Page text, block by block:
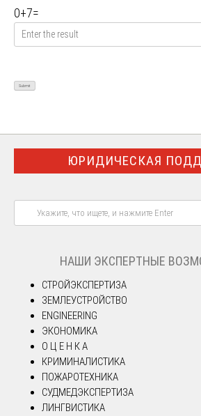
0+7=
ЮРИДИЧЕСКАЯ
НАШИ ЭКСПЕРТНЫЕ
СТРОЙЭКСПЕРТИЗА
ЗЕМЛЕУСТРОЙСТВО
ENGINEERING
ЭКОНОМИКА
О Ц Е Н К А
КРИМИНАЛИСТИКА
ПОЖАРОТЕХНИКА
СУДМЕДЭКСПЕРТИЗА
ЛИНГВИСТИКА